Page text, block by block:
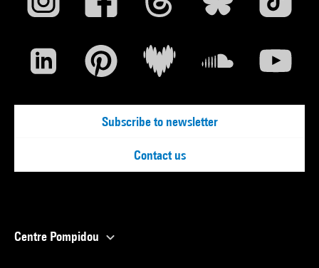
Subscribe to newsletter
Contact us
Centre Pompidou